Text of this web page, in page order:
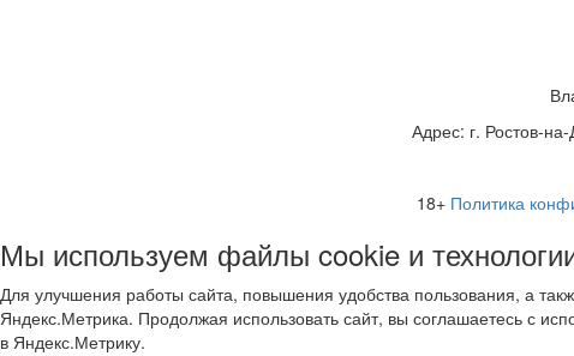
Адрес: г. Ростов-
18+ Политика
Мы используем файлы cookie и
Для улучшения работы сайта, повышения удобства пользования, а
Яндекс.Метрика. Продолжая использовать сайт, вы соглашаетесь с
в Яндекс.Метрику.